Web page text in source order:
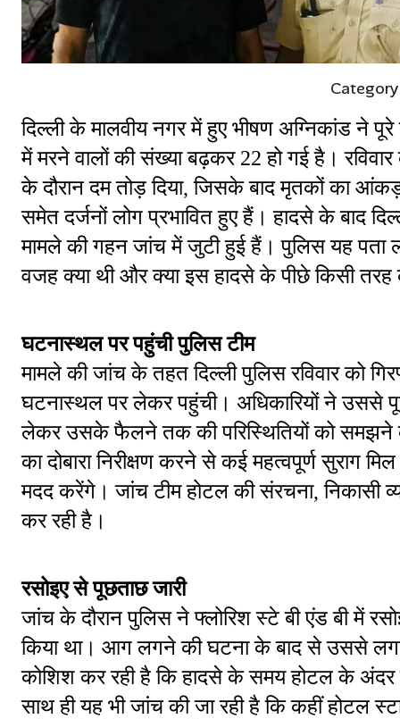
दिल्ली के मालवीय नगर में हुए भीषण अग्निकांड ने
में मरने वालों की संख्या बढ़कर 22 हो गई है।
के दौरान दम तोड़ दिया, जिसके बाद मृतकों का
समेत दर्जनों लोग प्रभावित हुए हैं। हादसे के बाद
मामले की गहन जांच में जुटी हुई हैं। पुलिस यह
वजह क्या थी और क्या इस हादसे के पीछे किसी तरह
घटनास्थल पर पहुंची पुलिस टीम
मामले की जांच के तहत दिल्ली पुलिस रविवार को
घटनास्थल पर लेकर पहुंची। अधिकारियों ने उससे
लेकर उसके फैलने तक की परिस्थितियों को समझने
का दोबारा निरीक्षण करने से कई महत्वपूर्ण
मदद करेंगे। जांच टीम होटल की संरचना, निकासी
कर रही है।
रसोइए से पूछताछ जारी
जांच के दौरान पुलिस ने फ्लोरिश स्टे बी एंड बी में
किया था। आग लगने की घटना के बाद से उससे
कोशिश कर रही है कि हादसे के समय होटल के
साथ ही यह भी जांच की जा रही है कि कहीं होटल